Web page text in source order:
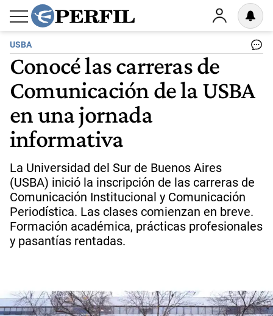
USBA
Conocé las carreras de
Comunicación de la USBA
en una jornada
informativa
La Universidad del Sur de Buenos Aires
(USBA) inició la inscripción de las carreras de
Comunicación Institucional y Comunicación
Periodística. Las clases comienzan en breve.
Formación académica, prácticas profesionales
y pasantías rentadas.